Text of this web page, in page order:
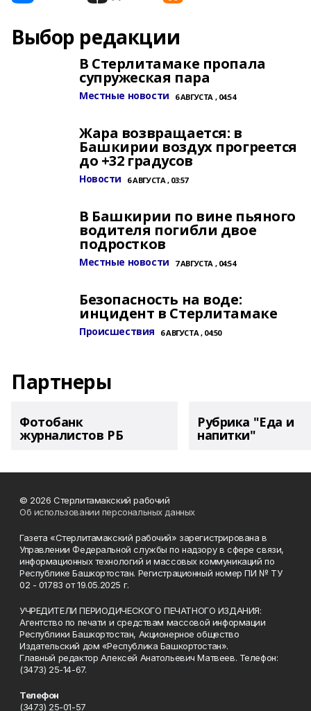
Выбор редакции
В Стерлитамаке пропала
супружеская пара
Местные новости 6 АВГУСТА , 04:54
Жара возвращается: в
Башкирии воздух прогреется
до +32 градусов
Новости 6 АВГУСТА , 03:57
В Башкирии по вине пьяного
водителя погибли двое
подростков
Местные новости 7 АВГУСТА , 04:54
Безопасность на воде:
инцидент в Стерлитамаке
Происшествия 6 АВГУСТА , 04:50
Партнеры
Фотобанк
журналистов РБ
Рубрика "Еда и
напитки"
© 2026 Стерлитамакский рабочий
Об использовании персональных данных
Газета «Стерлитамакский рабочий» зарегистрирована в
Управлении Федеральной службы по надзору в сфере связи,
информационных технологий и массовых коммуникаций по
Республике Башкортостан. Регистрационный номер ПИ № ТУ
02 - 01783 от 19.05.2025 г.
УЧРЕДИТЕЛИ ПЕРИОДИЧЕСКОГО ПЕЧАТНОГО ИЗДАНИЯ:
Агентство по печати и средствам массовой информации
Республики Башкортостан, Акционерное общество
Издательский дом «Республика Башкортостан».
Главный редактор Алексей Анатольевич Матвеев. Телефон:
(3473) 25-14-67.
Телефон
(3473) 25-01-57